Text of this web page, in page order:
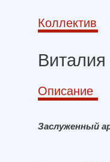
Коллектив
Описание
Заслуженный